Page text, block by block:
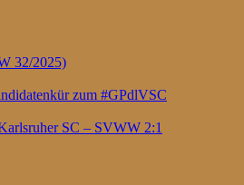
32/2025)
zum #GPdlVSC
SC – SVWW 2:1